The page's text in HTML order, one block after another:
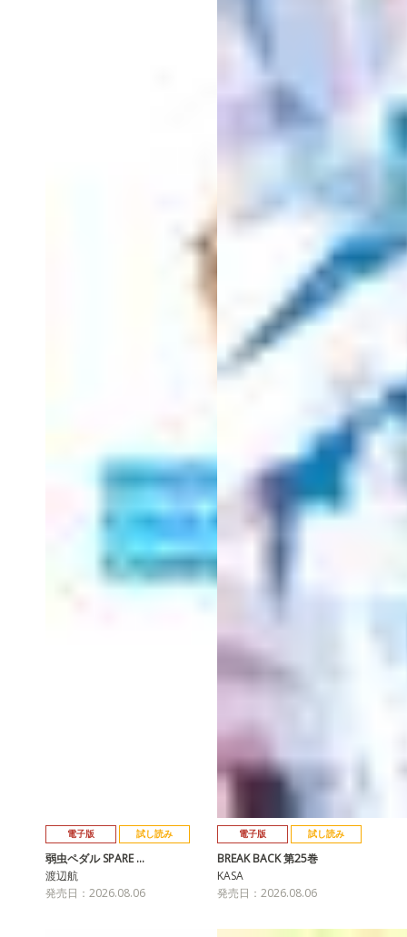
電子版 試し読み
弱虫ペダル SPARE …
渡辺航
発売日：2026.08.06
電子版 試し読み
BREAK BACK 第25巻
KASA
発売日：2026.08.06